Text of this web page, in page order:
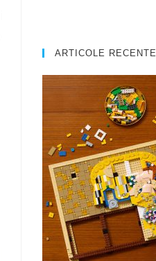
ARTICOLE RECENTE